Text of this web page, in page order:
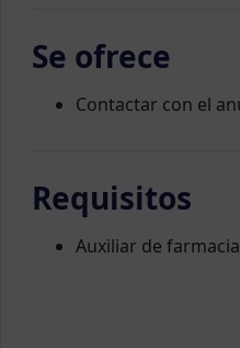
Se ofrece
Contactar con el
Requisitos
Auxiliar de